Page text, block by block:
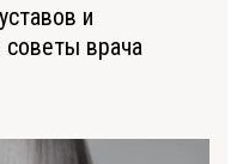
и
советы врача